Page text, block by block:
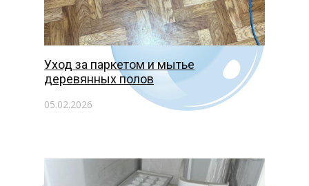
Уход за паркетом и мытье
деревянных полов
05.02.2026